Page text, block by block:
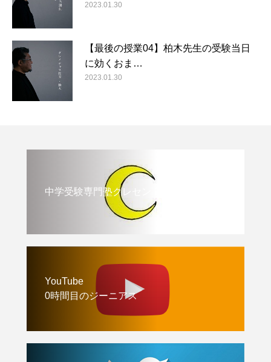
2023.01.30
【最後の授業04】柏木先生の受験当日
に効くおま…
2023.01.30
中学受験専門塾クレセント
YouTube
0時間目のジーニアス